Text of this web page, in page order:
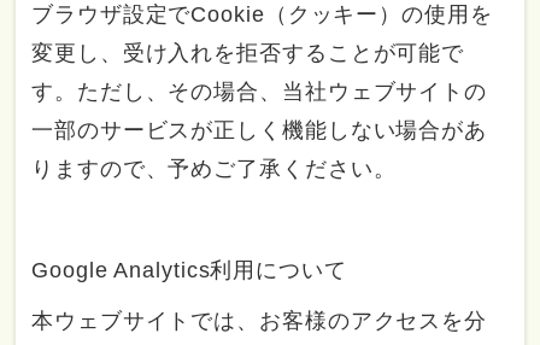
ブラウザ設定でCookie（クッキー）の使用を
変更し、受け入れを拒否することが可能で
す。ただし、その場合、当社ウェブサイトの
一部のサービスが正しく機能しない場合があ
りますので、予めご了承ください。
Google Analytics利用について
本ウェブサイトでは、お客様のアクセスを分